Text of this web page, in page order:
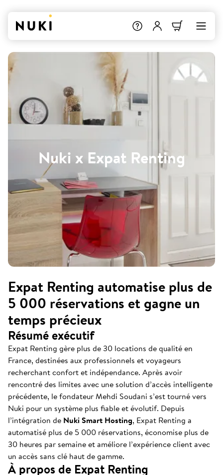
Nuki x Expat Renting
Expat Renting automatise plus de
5 000 réservations et gagne un
temps précieux
Résumé exécutif
Expat Renting gère plus de 30 locations de qualité en
France, destinées aux professionnels et voyageurs
recherchant confort et indépendance. Après avoir
rencontré des limites avec une solution d’accès intelligente
précédente, le fondateur Mehdi Soudani s’est tourné vers
Nuki pour un système plus fiable et évolutif. Depuis
l’intégration de Nuki Smart Hosting, Expat Renting a
automatisé plus de 5 000 réservations, économise plus de
30 heures par semaine et améliore l’expérience client avec
un accès sans clé haut de gamme.
À propos de Expat Renting